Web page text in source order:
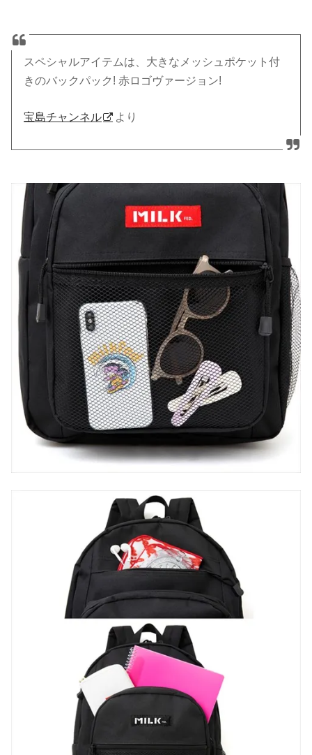
スペシャルアイテムは、大きなメッシュポケット付
きのバックパック! 赤ロゴヴァージョン!
宝島チャンネル より